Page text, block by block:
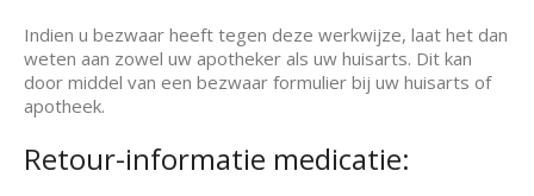
Indien u bezwaar heeft tegen deze werkwijze, laat het dan
weten aan zowel uw apotheker als uw huisarts. Dit kan
door middel van een bezwaar formulier bij uw huisarts of
apotheek.
Retour-informatie medicatie: